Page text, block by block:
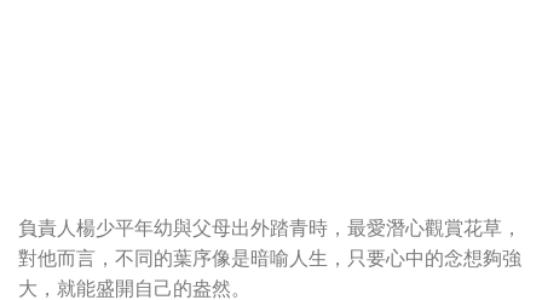
負責人楊少平年幼與父母出外踏青時，最愛潛心觀賞花草，
對他而言，不同的葉序像是暗喻人生，只要心中的念想夠強
大，就能盛開自己的盎然。